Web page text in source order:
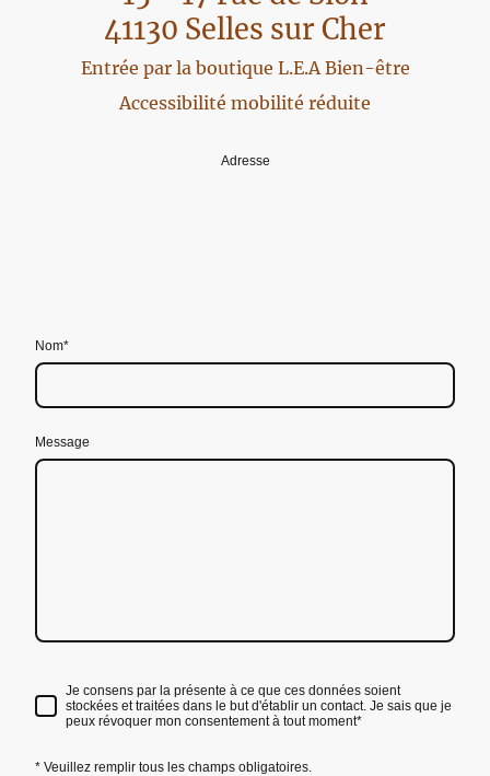
41130 Selles sur Cher
Entrée par la boutique L.E.A Bien-être
Accessibilité mobilité réduite
Adresse
Nom*
Message
Je consens par la présente à ce que ces données soient
stockées et traitées dans le but d'établir un contact. Je sais que je
peux révoquer mon consentement à tout moment*
* Veuillez remplir tous les champs obligatoires.